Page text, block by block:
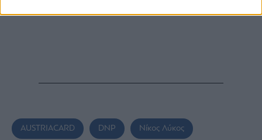
AUSTRIACARD DNP Νίκος Λύκος